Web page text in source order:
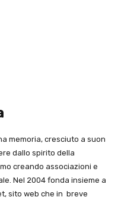
memoria, cresciuto a suon
dallo spirito della
creando associazioni e
Nel 2004 fonda insieme a
sito web che in breve